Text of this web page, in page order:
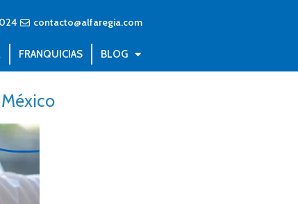
contacto@alfaregia.com
FRANQUICIAS BLOG